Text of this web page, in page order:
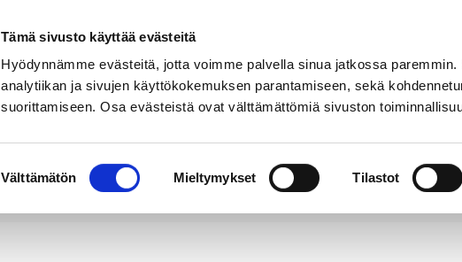
Tämä sivusto käyttää evästeitä
Hyödynnämme evästeitä, jotta voimme palvella sinua jatkossa
analytiikan ja sivujen käyttökokemuksen parantamiseen, sekä
suorittamiseen. Osa evästeistä ovat välttämättömiä sivuston
valinta
Välttämätön Mieltymykset Tilastot